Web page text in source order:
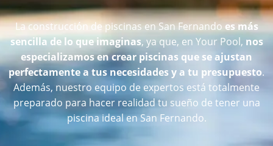
La construcción de piscinas en San Fernando es más
sencilla de lo que imaginas, ya que, en Your Pool, nos
especializamos en crear piscinas que se ajustan
perfectamente a tus necesidades y a tu presupuesto.
Además, nuestro equipo de expertos está totalmente
preparado para hacer realidad tu sueño de tener una
piscina ideal en San Fernando.